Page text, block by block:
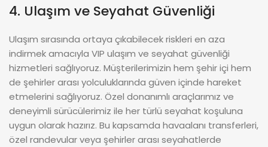
4. Ulaşım ve Seyahat Güvenliği
Ulaşım sırasında ortaya çıkabilecek riskleri en aza
indirmek amacıyla VIP ulaşım ve seyahat güvenliği
hizmetleri sağlıyoruz. Müşterilerimizin hem şehir içi hem
de şehirler arası yolculuklarında güven içinde hareket
etmelerini sağlıyoruz. Özel donanımlı araçlarımız ve
deneyimli sürücülerimiz ile her türlü seyahat koşuluna
uygun olarak hazırız. Bu kapsamda havaalanı transferleri,
özel randevular veya şehirler arası seyahatlerde